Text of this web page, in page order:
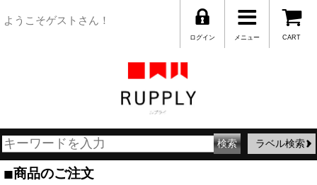
ようこそゲストさん！
CART
メニュー
ログイン
ラベル検索
■商品のご注文